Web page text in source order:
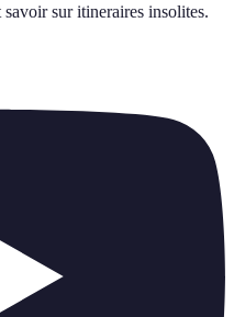
savoir sur itineraires insolites.